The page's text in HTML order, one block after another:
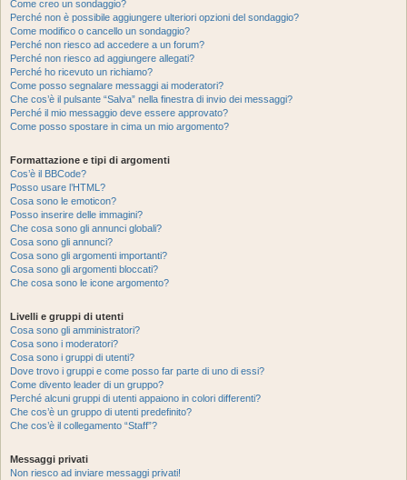
Come creo un sondaggio?
Perché non è possibile aggiungere ulteriori opzioni del sondaggio?
Come modifico o cancello un sondaggio?
Perché non riesco ad accedere a un forum?
Perché non riesco ad aggiungere allegati?
Perché ho ricevuto un richiamo?
Come posso segnalare messaggi ai moderatori?
Che cos’è il pulsante “Salva” nella finestra di invio dei messaggi?
Perché il mio messaggio deve essere approvato?
Come posso spostare in cima un mio argomento?
Formattazione e tipi di argomenti
Cos’è il BBCode?
Posso usare l’HTML?
Cosa sono le emoticon?
Posso inserire delle immagini?
Che cosa sono gli annunci globali?
Cosa sono gli annunci?
Cosa sono gli argomenti importanti?
Cosa sono gli argomenti bloccati?
Che cosa sono le icone argomento?
Livelli e gruppi di utenti
Cosa sono gli amministratori?
Cosa sono i moderatori?
Cosa sono i gruppi di utenti?
Dove trovo i gruppi e come posso far parte di uno di essi?
Come divento leader di un gruppo?
Perché alcuni gruppi di utenti appaiono in colori differenti?
Che cos’è un gruppo di utenti predefinito?
Che cos’è il collegamento “Staff”?
Messaggi privati
Non riesco ad inviare messaggi privati!